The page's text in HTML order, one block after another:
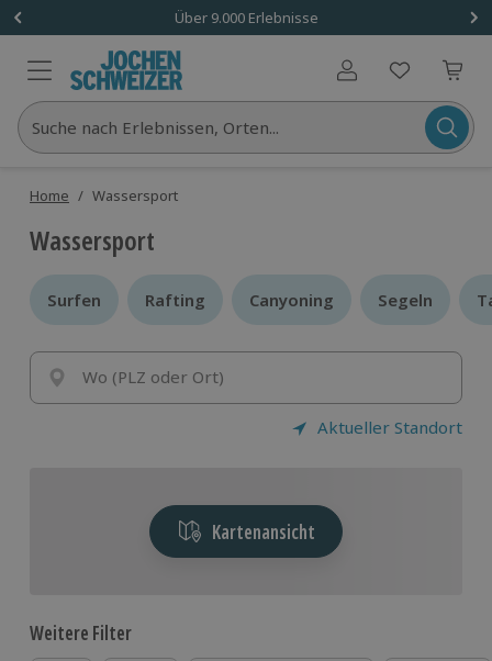
Über 9.000 Erlebnisse
Benutzerkonto
Suche nach Erlebnissen, Orten...
Home / Wassersport
Wassersport
Surfen
Surfen Rafting
Rafting Canyoning
Canyoning Segeln
Segeln
Wo (PLZ oder Ort)
Aktueller Standort
Kartenansicht
Weitere Filter